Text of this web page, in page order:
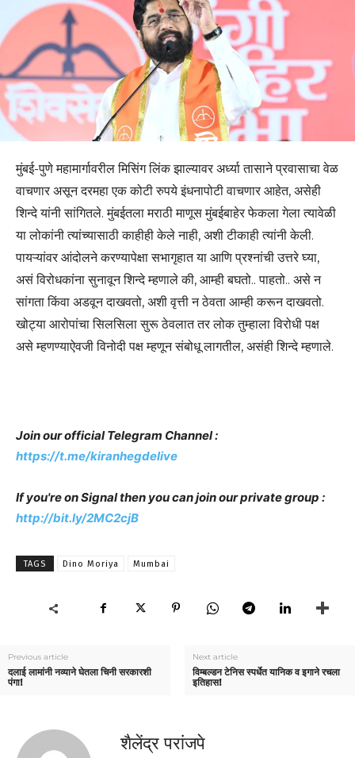
मुंबई-पुणे महामार्गावरील मिसिंग लिंक झाल्यावर अर्ध्या तासाने प्रवासाचा वेळ
वाचणार असून दरमहा एक कोटी रुपये इंधनापोटी वाचणार आहेत, असेही
शिन्दे यांनी सांगितले. मुंबईतला मराठी माणूस मुंबईबाहेर फेकला गेला त्यावेळी
या लोकांनी त्यांच्यासाठी काहीही केले नाही, अशी टीकाही त्यांनी केली.
पायऱ्यांवर आंदोलने करण्यापेक्षा सभागृहात या आणि प्रश्नांची उत्तरे घ्या,
असं विरोधकांना सुनावून शिन्दे म्हणाले की, आम्ही बघतो.. पाहतो.. असे न
सांगता किंवा अडवून दाखवतो, अशी वृत्ती न ठेवता आम्ही करून दाखवतो.
खोट्या आरोपांचा सिलसिला सुरू ठेवलात तर लोक तुम्हाला विरोधी पक्ष
असे म्हणण्याऐवजी विनोदी पक्ष म्हणून संबोधू लागतील, असंही शिन्दे म्हणाले.
Join our official Telegram Channel :
https://t.me/kiranhegdelive
If you're on Signal then you can join our private group :
http://bit.ly/2MC2cjB
TAGS Dino Moriya Mumbai
Previous article
दलाई लामांनी नव्याने घेतला चिनी सरकारशी
पंगा!
Next article
विम्बल्डन टेनिस स्पर्धेत यानिक व इगाने रचला
इतिहास!
शैलेंद्र परांजपे